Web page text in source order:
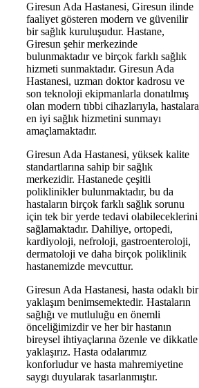
Giresun Ada Hastanesi, Giresun ilinde
faaliyet gösteren modern ve güvenilir
bir sağlık kuruluşudur. Hastane,
Giresun şehir merkezinde
bulunmaktadır ve birçok farklı sağlık
hizmeti sunmaktadır. Giresun Ada
Hastanesi, uzman doktor kadrosu ve
son teknoloji ekipmanlarla donatılmış
olan modern tıbbi cihazlarıyla, hastalara
en iyi sağlık hizmetini sunmayı
amaçlamaktadır.
Giresun Ada Hastanesi, yüksek kalite
standartlarına sahip bir sağlık
merkezidir. Hastanede çeşitli
poliklinikler bulunmaktadır, bu da
hastaların birçok farklı sağlık sorunu
için tek bir yerde tedavi olabileceklerini
sağlamaktadır. Dahiliye, ortopedi,
kardiyoloji, nefroloji, gastroenteroloji,
dermatoloji ve daha birçok poliklinik
hastanemizde mevcuttur.
Giresun Ada Hastanesi, hasta odaklı bir
yaklaşım benimsemektedir. Hastaların
sağlığı ve mutluluğu en önemli
önceliğimizdir ve her bir hastanın
bireysel ihtiyaçlarına özenle ve dikkatle
yaklaşırız. Hasta odalarımız
konforludur ve hasta mahremiyetine
saygı duyularak tasarlanmıştır.